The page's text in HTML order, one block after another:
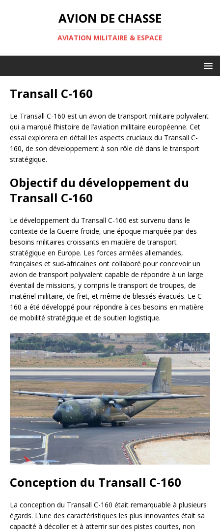
AVION DE CHASSE
AVIATION MILITAIRE & ESPACE
Transall C-160
Le Transall C-160 est un avion de transport militaire polyvalent
qui a marqué l’histoire de l’aviation militaire européenne. Cet
essai explorera en détail les aspects cruciaux du Transall C-
160, de son développement à son rôle clé dans le transport
stratégique.
Objectif du développement du
Transall C-160
Le développement du Transall C-160 est survenu dans le
contexte de la Guerre froide, une époque marquée par des
besoins militaires croissants en matière de transport
stratégique en Europe. Les forces armées allemandes,
françaises et sud-africaines ont collaboré pour concevoir un
avion de transport polyvalent capable de répondre à un large
éventail de missions, y compris le transport de troupes, de
matériel militaire, de fret, et même de blessés évacués. Le C-
160 a été développé pour répondre à ces besoins en matière
de mobilité stratégique et de soutien logistique.
Conception du Transall C-160
La conception du Transall C-160 était remarquable à plusieurs
égards. L’une des caractéristiques les plus innovantes était sa
capacité à décoller et à atterrir sur des pistes courtes, non